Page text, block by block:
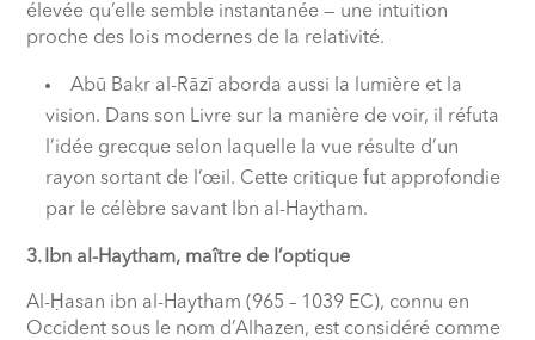
élevée qu’elle semble instantanée — une intuition
proche des lois modernes de la relativité.
Abū Bakr al-Rāzī aborda aussi la lumière et la
vision. Dans son Livre sur la manière de voir, il réfuta
l’idée grecque selon laquelle la vue résulte d’un
rayon sortant de l’œil. Cette critique fut approfondie
par le célèbre savant Ibn al-Haytham.
3. Ibn al-Haytham, maître de l’optique
Al-Ḥasan ibn al-Haytham (965 – 1039 EC), connu en
Occident sous le nom d’Alhazen, est considéré comme